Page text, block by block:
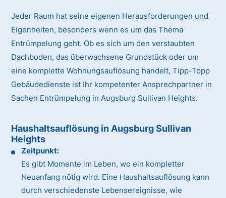
Jeder Raum hat seine eigenen Herausforderungen und
Eigenheiten, besonders wenn es um das Thema
Entrümpelung geht. Ob es sich um den verstaubten
Dachboden, das überwachsene Grundstück oder um
eine komplette Wohnungsauflösung handelt, Tipp-Topp
Gebäudedienste ist Ihr kompetenter Ansprechpartner in
Sachen Entrümpelung in Augsburg Sullivan Heights.
Haushaltsauflösung in Augsburg Sullivan
Heights
Zeitpunkt:
Es gibt Momente im Leben, wo ein kompletter
Neuanfang nötig wird. Eine Haushaltsauflösung kann
durch verschiedenste Lebensereignisse, wie